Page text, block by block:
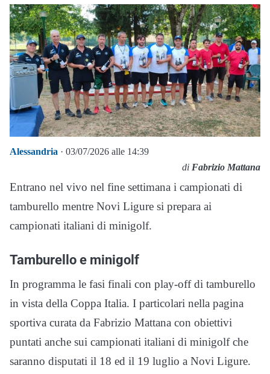
Alessandria · 03/07/2026 alle 14:39
di Fabrizio Mattana
Entrano nel vivo nel fine settimana i campionati di
tamburello mentre Novi Ligure si prepara ai
campionati italiani di minigolf.
Tamburello e minigolf
In programma le fasi finali con play-off di tamburello
in vista della Coppa Italia. I particolari nella pagina
sportiva curata da Fabrizio Mattana con obiettivi
puntati anche sui campionati italiani di minigolf che
saranno disputati il 18 ed il 19 luglio a Novi Ligure.